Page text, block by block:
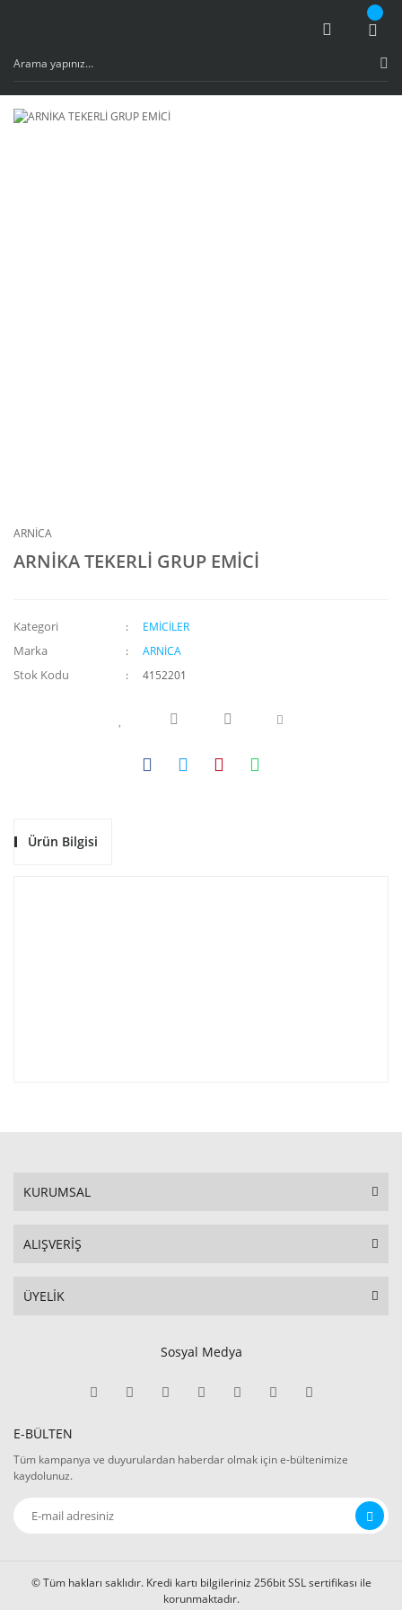
ARNİCA
ARNİKA TEKERLİ GRUP EMİCİ
Kategori EMİCİLER
Marka ARNİCA
Stok Kodu 4152201
Ürün Bilgisi
KURUMSAL
ALIŞVERİŞ
ÜYELİK
Sosyal Medya
E-BÜLTEN
Tüm kampanya ve duyurulardan haberdar olmak için e-bültenimize
kaydolunuz.
© Tüm hakları saklıdır. Kredi kartı bilgileriniz 256bit SSL sertifikası ile
korunmaktadır.